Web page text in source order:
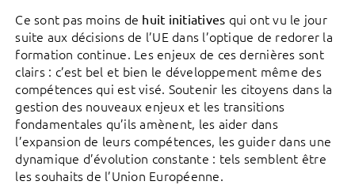
Ce sont pas moins de huit initiatives qui ont vu le jour
suite aux décisions de l’UE dans l’optique de redorer la
formation continue. Les enjeux de ces dernières sont
clairs : c’est bel et bien le développement même des
compétences qui est visé. Soutenir les citoyens dans la
gestion des nouveaux enjeux et les transitions
fondamentales qu’ils amènent, les aider dans
l’expansion de leurs compétences, les guider dans une
dynamique d’évolution constante : tels semblent être
les souhaits de l’Union Européenne.